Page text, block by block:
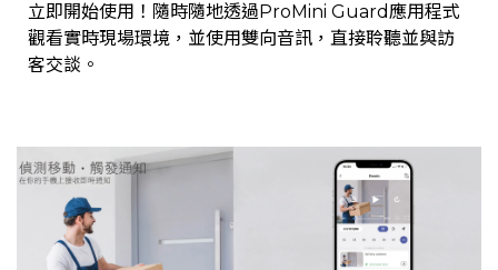
立即開始使用！隨時隨地透過ProMini Guard應用程式
觀看實時現場環境，並使用雙向音訊，直接聆聽並​​與訪
客交談。